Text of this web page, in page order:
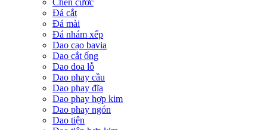
Đá cắt
Đá mài
Đá nhám xếp
Dao cạo bavia
Dao cắt ống
Dao doa lỗ
Dao phay cầu
Dao phay đĩa
Dao phay hợp kim
Dao phay ngón
Dao tiện